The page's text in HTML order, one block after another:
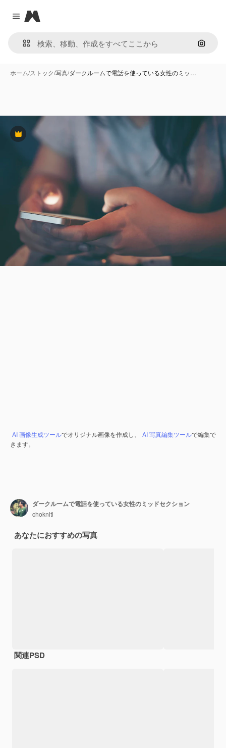
Close menu
Magnific
画像で
ホーム/ストック/写真/ダークルームで電話を使っている女性のミッ…
Premium
AI 画像生成ツールでオリジナル画像を作成し、 AI 写真編集ツールで編集で
きます。
ダークルームで電話を使っている女性のミッドセクション
chokniti
あなたにおすすめの写真
関連PSD